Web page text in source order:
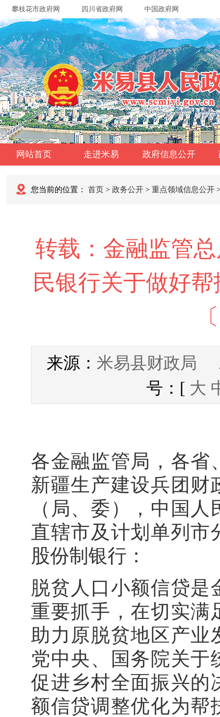
攀枝花市政府网 四川省政府网 中国政府网
网站首页 走进米易 政府信息公开
您当前的位置： 首页 > 政务公开 > 重点领域信息公开
转载：金融监管
民银行关于做好
来源： 米易县财政局
号：[ 大
各金融监管局，各省
新疆生产建设兵团财
（局、委），中国
直辖市及计划单列市
股份制银行：
脱贫人口小额信贷是
重要抓手，在切实满
助力原脱贫地区产业
党中央、国务院关于
促进乡村全面振兴的
额信贷调整优化为帮